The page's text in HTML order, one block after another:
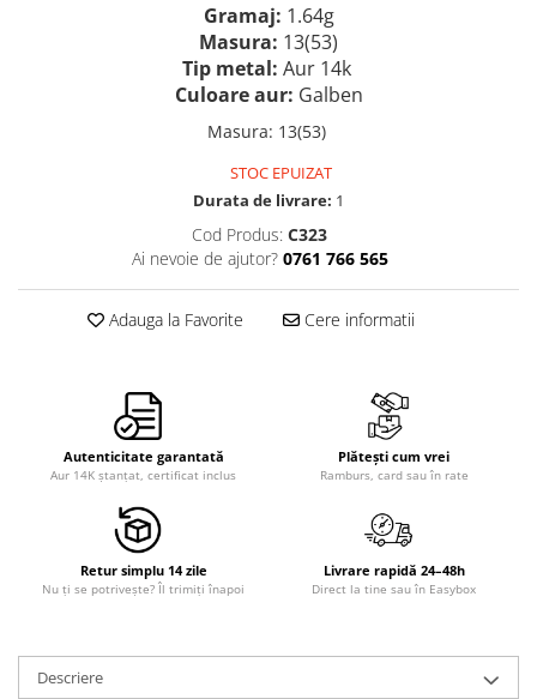
Gramaj: 1.64g
Masura: 13(53)
Tip metal: Aur 14k
Culoare aur: Galben
Masura: 13(53)
STOC EPUIZAT
Durata de livrare: 1
Cod Produs: C323
Ai nevoie de ajutor? 0761 766 565
Adauga la Favorite Cere informatii
Autenticitate garantată
Aur 14K ștanțat, certificat inclus
Plătești cum vrei
Ramburs, card sau în rate
Retur simplu 14 zile
Nu ți se potrivește? Îl trimiți înapoi
Livrare rapidă 24–48h
Direct la tine sau în Easybox
Descriere